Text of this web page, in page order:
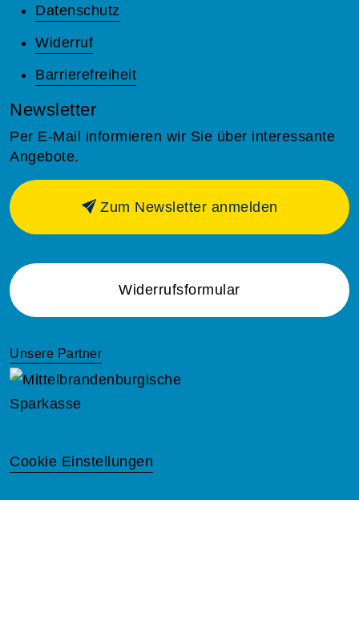
Datenschutz
Widerruf
Barrierefreiheit
Newsletter
Per E-Mail informieren wir Sie über interessante
Angebote.
Zum Newsletter anmelden
Widerrufsformular
Unsere Partner
Cookie Einstellungen